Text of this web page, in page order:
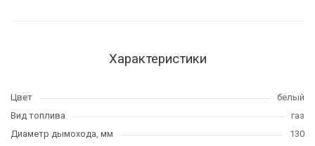
Характеристики
Цвет
белый
Вид топлива
газ
Диаметр дымохода, мм
130